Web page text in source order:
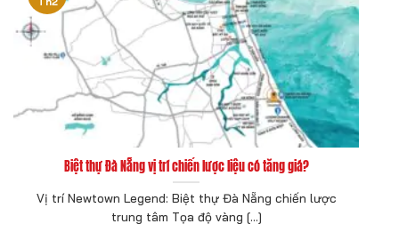
Biệt thự Đà Nẵng vị trí chiến lược liệu có tăng giá?
Vị trí Newtown Legend: Biệt thự Đà Nẵng chiến lược
trung tâm Tọa độ vàng [...]